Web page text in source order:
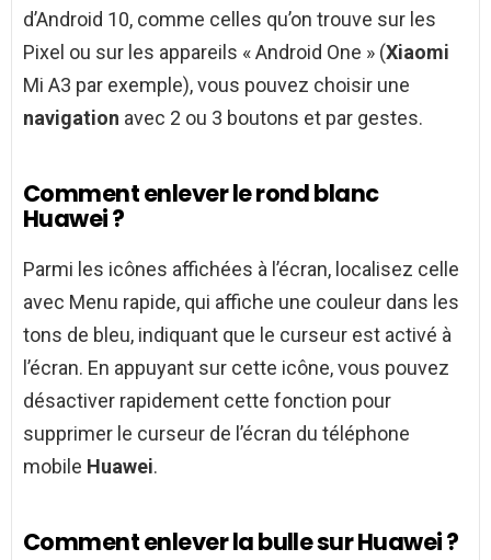
d’Android 10, comme celles qu’on trouve sur les
Pixel ou sur les appareils « Android One » (Xiaomi
Mi A3 par exemple), vous pouvez choisir une
navigation avec 2 ou 3 boutons et par gestes.
Comment enlever le rond blanc
Huawei ?
Parmi les icônes affichées à l’écran, localisez celle
avec Menu rapide, qui affiche une couleur dans les
tons de bleu, indiquant que le curseur est activé à
l’écran. En appuyant sur cette icône, vous pouvez
désactiver rapidement cette fonction pour
supprimer le curseur de l’écran du téléphone
mobile Huawei.
Comment enlever la bulle sur Huawei ?